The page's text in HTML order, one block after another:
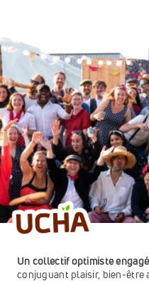
conjuguant plaisir, bien-être